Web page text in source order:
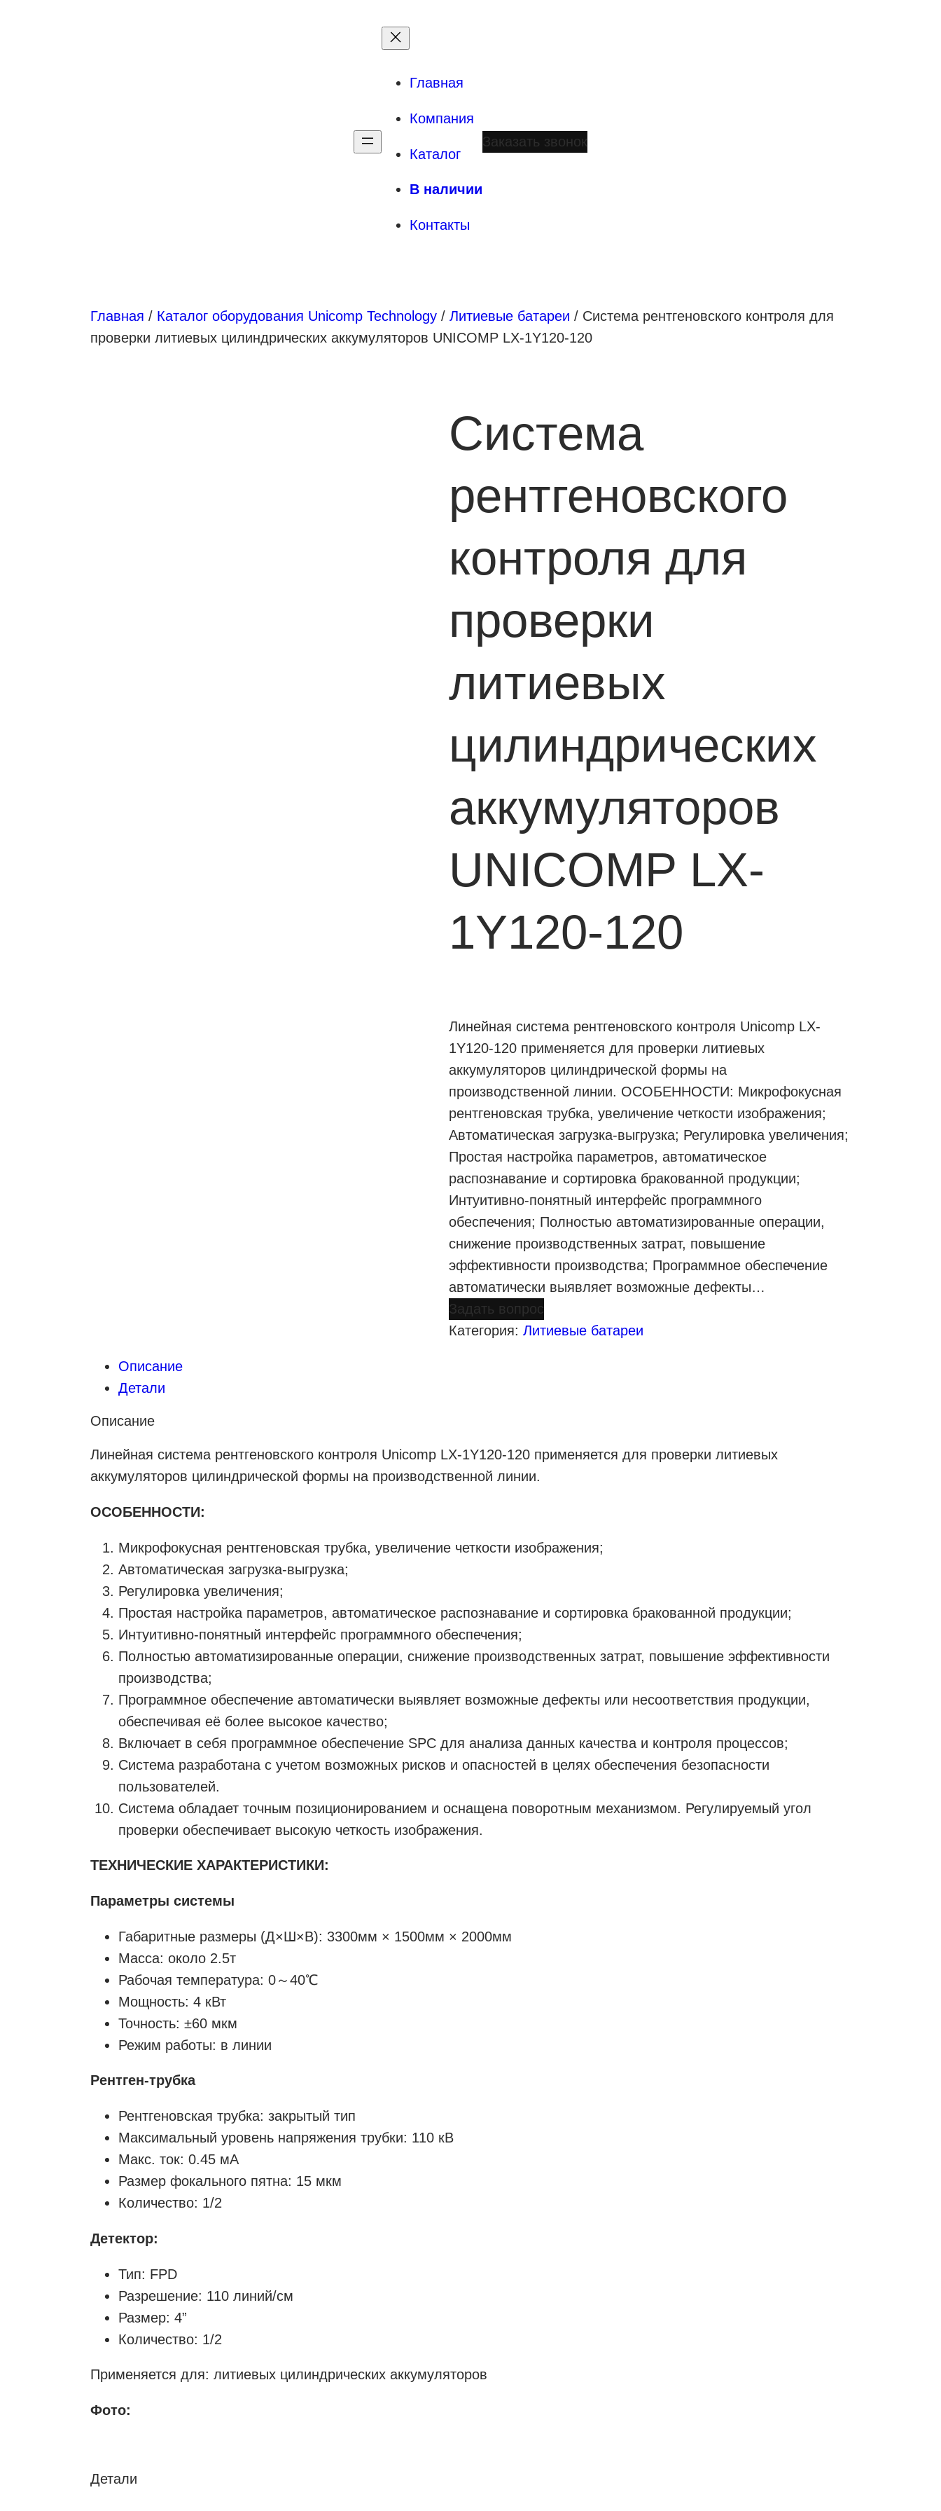
Главная
Компания
Каталог
В наличии
Контакты
Заказать звонок
Главная / Каталог оборудования Unicomp Technology/ Литиевые батареи / Система рентгеновского контроля для
проверки литиевых цилиндрических аккумуляторов UNICOMP LX-1Y120-120
Система
рентгеновского
контроля для
проверки
литиевых
цилиндрических
аккумуляторов
UNICOMP LX-
1Y120-120
Линейная система рентгеновского контроля Unicomp LX-
1Y120-120 применяется для проверки литиевых
аккумуляторов цилиндрической формы на
производственной линии. ОСОБЕННОСТИ: Микрофокусная
рентгеновская трубка, увеличение четкости изображения;
Автоматическая загрузка-выгрузка; Регулировка увеличения;
Простая настройка параметров, автоматическое
распознавание и сортировка бракованной продукции;
Интуитивно-понятный интерфейс программного
обеспечения; Полностью автоматизированные операции,
снижение производственных затрат, повышение
эффективности производства; Программное обеспечение
автоматически выявляет возможные дефекты…
Задать вопрос
Категория: Литиевые батареи
Описание
Детали
Описание
Линейная система рентгеновского контроля Unicomp LX-1Y120-120 применяется для проверки литиевых
аккумуляторов цилиндрической формы на производственной линии.
ОСОБЕННОСТИ:
Микрофокусная рентгеновская трубка, увеличение четкости изображения;
Автоматическая загрузка-выгрузка;
Регулировка увеличения;
Простая настройка параметров, автоматическое распознавание и сортировка бракованной продукции;
Интуитивно-понятный интерфейс программного обеспечения;
Полностью автоматизированные операции, снижение производственных затрат, повышение эффективности
производства;
Программное обеспечение автоматически выявляет возможные дефекты или несоответствия продукции,
обеспечивая её более высокое качество;
Включает в себя программное обеспечение SPC для анализа данных качества и контроля процессов;
Система разработана с учетом возможных рисков и опасностей в целях обеспечения безопасности
пользователей.
Система обладает точным позиционированием и оснащена поворотным механизмом. Регулируемый угол
проверки обеспечивает высокую четкость изображения.
ТЕХНИЧЕСКИЕ ХАРАКТЕРИСТИКИ:
Параметры системы
Габаритные размеры (Д×Ш×В): 3300мм × 1500мм × 2000мм
Масса: около 2.5т
Рабочая температура: 0～40℃
Мощность: 4 кВт
Точность: ±60 мкм
Режим работы: в линии
Рентген-трубка
Рентгеновская трубка: закрытый тип
Максимальный уровень напряжения трубки: 110 кВ
Макс. ток: 0.45 мА
Размер фокального пятна: 15 мкм
Количество: 1/2
Детектор:
Тип: FPD
Разрешение: 110 линий/см
Размер: 4”
Количество: 1/2
Применяется для: литиевых цилиндрических аккумуляторов
Фото:
Детали